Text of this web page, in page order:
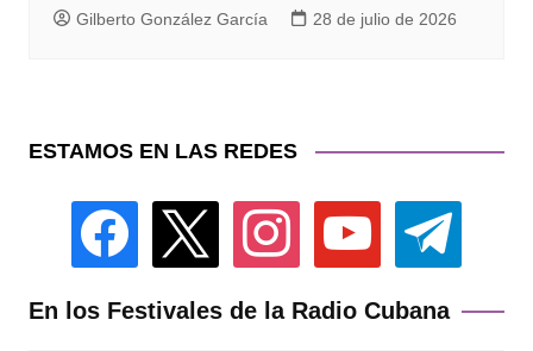
Gilberto González García 28 de julio de 2026
ESTAMOS EN LAS REDES
facebook instagram youtube telegram
En los Festivales de la Radio Cubana